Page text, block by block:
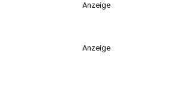
Anzeige
Anzeige